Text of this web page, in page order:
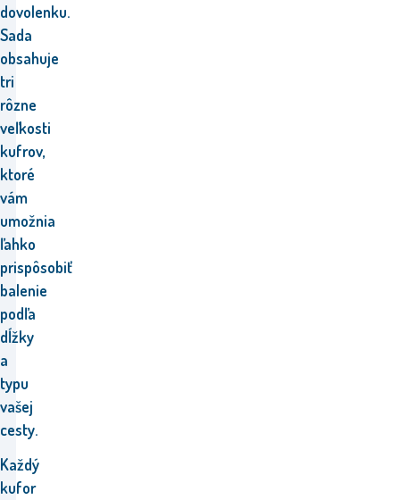
dovolenku.
Sada
obsahuje
tri
rôzne
veľkosti
kufrov,
ktoré
vám
umožnia
ľahko
prispôsobiť
balenie
podľa
dĺžky
a
typu
vašej
cesty.
Každý
kufor